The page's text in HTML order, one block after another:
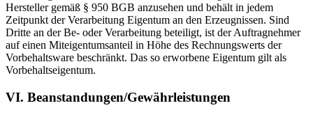
Hersteller gemäß § 950 BGB anzusehen und behält in jedem
Zeitpunkt der Verarbeitung Eigentum an den Erzeugnissen. Sind
Dritte an der Be- oder Verarbeitung beteiligt, ist der Auftragnehmer
auf einen Miteigentumsanteil in Höhe des Rechnungswerts der
Vorbehaltsware beschränkt. Das so erworbene Eigentum gilt als
Vorbehaltseigentum.
VI. Beanstandungen/Gewährleistungen